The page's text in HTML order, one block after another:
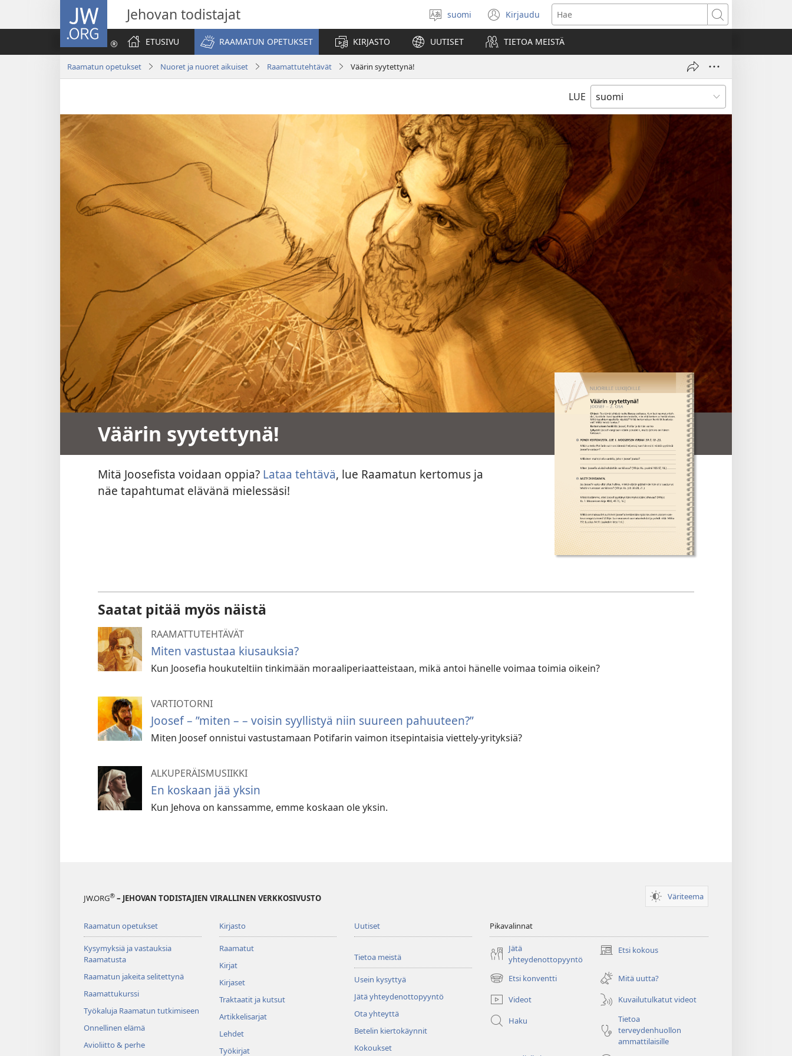
JW.ORG Jehovan todistajat
Valitse
kieli
suomi Kirjaudu
(avaa
uuden
ikkunan)
Hae
ETUSIVU
RAAMATUN OPETUKSET KIRJASTO UUTISET TIETOA MEISTÄ
Raamatun opetukset Nuoret ja nuoret aikuiset Raamattutehtävät Väärin syytettynä!
LUE
Väärin syytettynä!
Mitä Joosefista voidaan oppia? Lataa tehtävä, lue Raamatun kertomus ja
näe tapahtumat elävänä mielessäsi!
Saatat pitää myös näistä
RAAMATTUTEHTÄVÄT
Miten vastustaa kiusauksia?
Kun Joosefia houkuteltiin tinkimään moraaliperiaatteistaan, mikä antoi hänelle voimaa toimia oikein?
VARTIOTORNI
Joosef – ”miten – – voisin syyllistyä niin suureen pahuuteen?”
Miten Joosef onnistui vastustamaan Potifarin vaimon itsepintaisia viettely-yrityksiä?
ALKUPERÄISMUSIIKKI
En koskaan jää yksin
Kun Jehova on kanssamme, emme koskaan ole yksin.
JW.ORG® – JEHOVAN TODISTAJIEN VIRALLINEN VERKKOSIVUSTO Väriteema
Raamatun opetukset
Kysymyksiä ja vastauksia
Raamatusta
Raamatun jakeita selitettynä
Raamattukurssi
Työkaluja Raamatun tutkimiseen
Onnellinen elämä
Avioliitto & perhe
Kirjasto
Raamatut
Kirjat
Kirjaset
Traktaatit ja kutsut
Artikkelisarjat
Lehdet
Työkirjat
Uutiset
Tietoa meistä
Usein kysyttyä
Jätä yhteydenottopyyntö
Ota yhteyttä
Betelin kiertokäynnit
Kokoukset
Pikavalinnat
Jätä
yhteydenottopyyntö
Etsi kokous
(avaa
ikkunan)
Etsi konventti
(avaa
uuden
ikkunan)
Mitä uutta?
Videot
Kuvailutulkatut videot
Haku
Tietoa
terveydenhuollon
ammattilaisille